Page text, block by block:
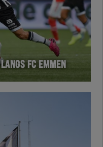
FC EMMEN